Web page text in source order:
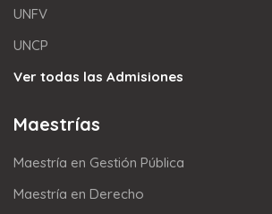
UNFV
UNCP
Ver todas las Admisiones
Maestrías
Maestría en Gestión Pública
Maestría en Derecho